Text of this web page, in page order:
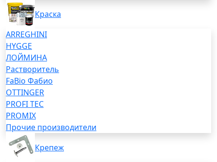
Краска
ARREGHINI
HYGGE
ЛОЙМИНА
Растворитель
FaBio Фабио
OTTINGER
PROFI TEC
PROMIX
Прочие производители
Крепеж